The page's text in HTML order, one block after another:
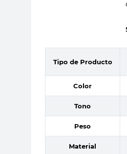
Tipo de Producto
Color
Tono
Peso
Material